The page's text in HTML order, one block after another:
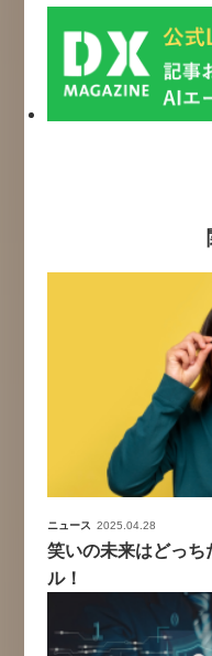
ニュース 2025.04.28
笑いの未来はどっ
ル！